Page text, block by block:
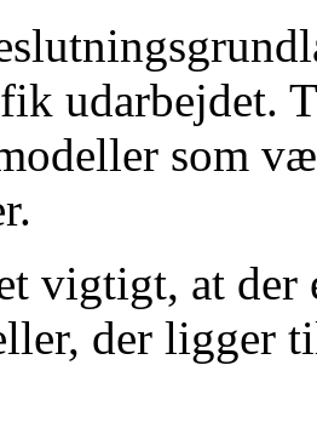
udarbejdet.
som
vigtigt, at der
der ligger